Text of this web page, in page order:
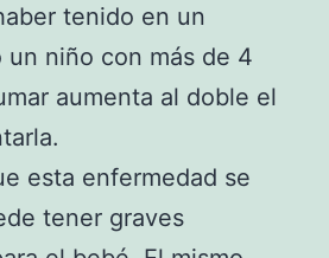
tenido en un
un niño con más de 4
aumenta al doble el
esta enfermedad se
tener graves